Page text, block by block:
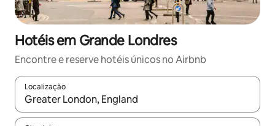
Hotéis em Grande Londres
Encontre e reserve hotéis únicos no Airbnb
Localização
Quando os resultados estiverem disponíveis, explore-os